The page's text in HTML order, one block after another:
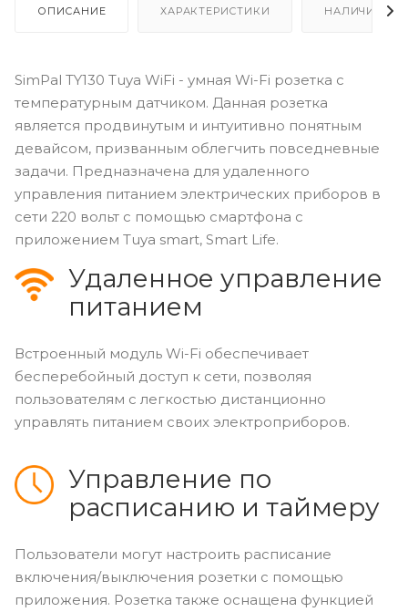
ОПИСАНИЕ ХАРАКТЕРИСТИКИ НАЛИЧИЕ
SimPal TY130 Tuya WiFi - умная Wi-Fi розетка с
температурным датчиком. Данная розетка
является продвинутым и интуитивно понятным
девайсом, призванным облегчить повседневные
задачи. Предназначена для удаленного
управления питанием электрических приборов в
сети 220 вольт с помощью смартфона с
приложением Tuya smart, Smart Life.
Удаленное управление
питанием
Встроенный модуль Wi-Fi обеспечивает
бесперебойный доступ к сети, позволяя
пользователям с легкостью дистанционно
управлять питанием своих электроприборов.
Управление по
расписанию и таймеру
Пользователи могут настроить расписание
включения/выключения розетки с помощью
приложения. Розетка также оснащена функцией